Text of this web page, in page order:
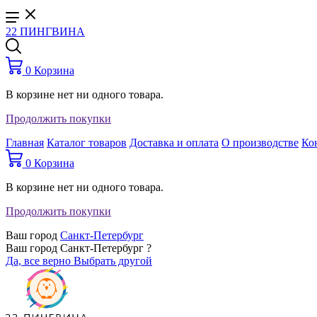
22 ПИНГВИНА
0 Корзина
В корзине нет ни одного товара.
Продолжить покупки
Главная Каталог товаров Доставка и оплата О производстве
0 Корзина
В корзине нет ни одного товара.
Продолжить покупки
Ваш город Санкт-Петербург
Ваш город Санкт-Петербург ?
Да, все верно Выбрать другой